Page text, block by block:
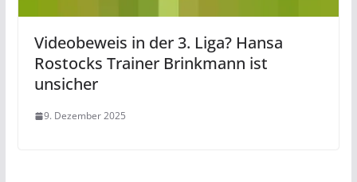
Videobeweis in der 3. Liga? Hansa
Rostocks Trainer Brinkmann ist
unsicher
9. Dezember 2025